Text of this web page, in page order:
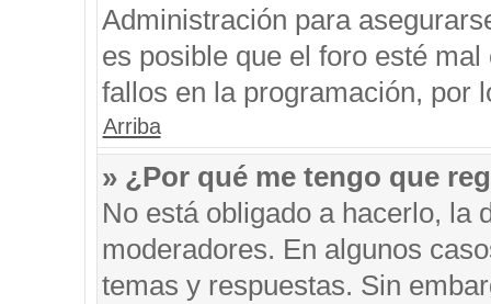
Administración para
es posible que el foro esté
fallos en la programación, por
Arriba
» ¿Por qué me tengo que
No está obligado a hacerlo, la
moderadores. En algunos
temas y respuestas. Sin